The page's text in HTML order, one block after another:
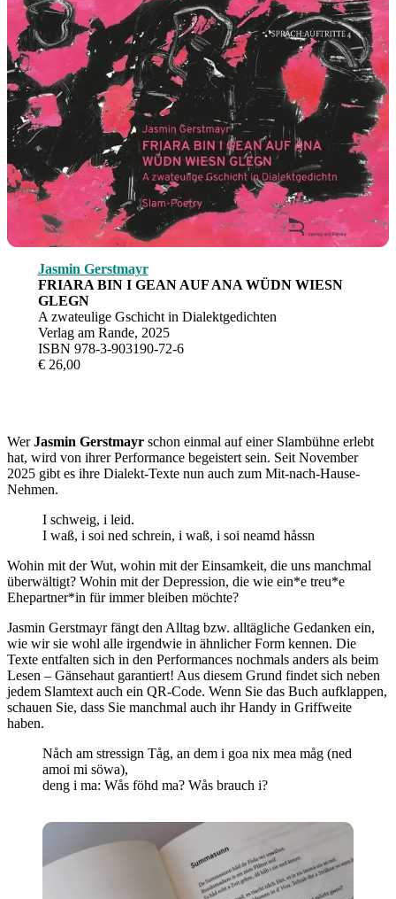
Jasmin Gerstmayr
FRIARA BIN I GEAN AUF ANA WÜDN WIESN
GLEGN
A zwateulige Gschicht in Dialektgedichten
Verlag am Rande, 2025
ISBN 978-3-903190-72-6
€ 26,00
WerJasmin Gerstmayr schon einmal auf einer Slambühne erlebt
hat, wird von ihrer Performance begeistert sein. Seit November
2025 gibt es ihre Dialekt-Texte nun auch zum Mit-nach-Hause-
Nehmen.
I schweig, i leid.
I waß, i soi ned schrein, i waß, i soi neamd håssn
Wohin mit der Wut, wohin mit der Einsamkeit, die uns manchmal
überwältigt? Wohin mit der Depression, die wie ein*e treu*e
Ehepartner*in für immer bleiben möchte?
Jasmin Gerstmayr fängt den Alltag bzw. alltägliche Gedanken ein,
wie wir sie wohl alle irgendwie in ähnlicher Form kennen. Die
Texte entfalten sich in den Performances nochmals anders als beim
Lesen – Gänsehaut garantiert! Aus diesem Grund findet sich neben
jedem Slamtext auch ein QR-Code. Wenn Sie das Buch aufklappen,
schauen Sie, dass Sie manchmal auch ihr Handy in Griffweite
haben.
Nåch am stressign Tåg, an dem i goa nix mea måg (ned
amoi mi söwa),
deng i ma: Wås föhd ma? Wås brauch i?